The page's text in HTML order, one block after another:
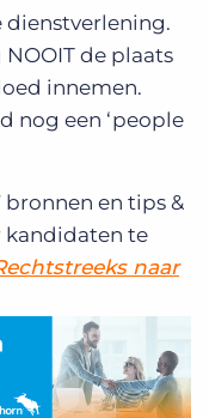
dienstverlening.
de plaats
innemen.
nog een ‘people
en tips &
kandidaten te
naar